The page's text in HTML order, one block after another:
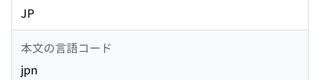
JP
本文の言語コード
jpn